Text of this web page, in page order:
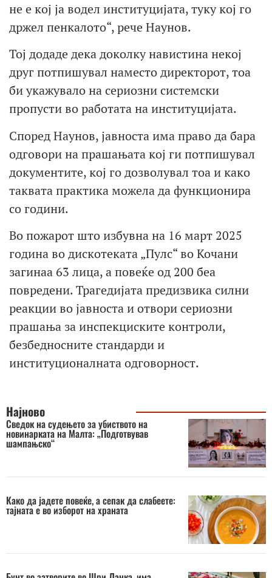
не е кој ја водел институцијата, туку кој го
држел пенкалото“, рече Наунов.
Тој додаде дека доколку навистина некој
друг потпишувал наместо директорот, тоа
би укажувало на сериозни системски
пропусти во работата на институцијата.
Според Наунов, јавноста има право да бара
одговори на прашањата кој ги потпишувал
документите, кој го дозволувал тоа и како
таквата практика можела да функционира
со години.
Во пожарот што избувна на 16 март 2025
година во дискотеката „Пулс“ во Кочани
загинаа 63 лица, а повеќе од 200 беа
повредени. Трагедијата предизвика силни
реакции во јавноста и отвори сериозни
прашања за инспекциските контроли,
безбедносните стандарди и
институционалната одговорност.
Најново
Сведок на судењето за убиството на
новинарката на Малта: „Подготвував
шампањско“
Како да јадете повеќе, а сепак да слабеете:
тајната е во изборот на храната